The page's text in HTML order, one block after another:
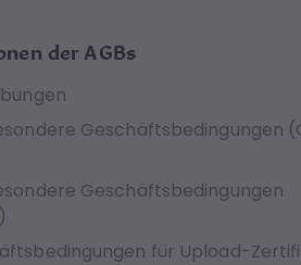
der AGBs
Geschäftsbedingungen
Geschäftsbedingungen
für Upload-